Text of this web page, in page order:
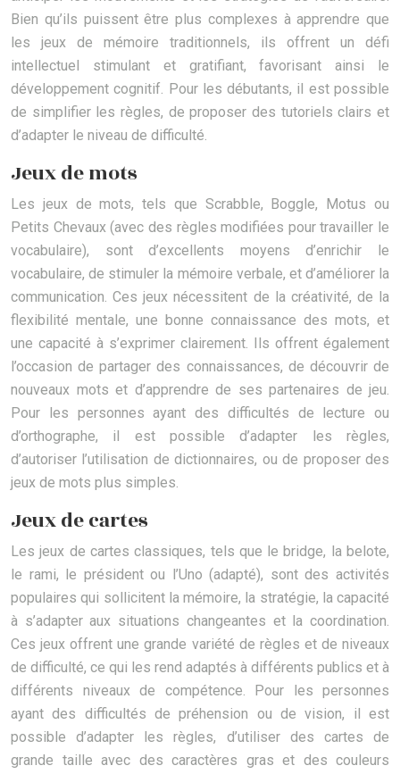
Bien qu’ils puissent être plus complexes à apprendre que
les jeux de mémoire traditionnels, ils offrent un défi
intellectuel stimulant et gratifiant, favorisant ainsi le
développement cognitif. Pour les débutants, il est possible
de simplifier les règles, de proposer des tutoriels clairs et
d’adapter le niveau de difficulté.
Jeux de mots
Les jeux de mots, tels que Scrabble, Boggle, Motus ou
Petits Chevaux (avec des règles modifiées pour travailler le
vocabulaire), sont d’excellents moyens d’enrichir le
vocabulaire, de stimuler la mémoire verbale, et d’améliorer la
communication. Ces jeux nécessitent de la créativité, de la
flexibilité mentale, une bonne connaissance des mots, et
une capacité à s’exprimer clairement. Ils offrent également
l’occasion de partager des connaissances, de découvrir de
nouveaux mots et d’apprendre de ses partenaires de jeu.
Pour les personnes ayant des difficultés de lecture ou
d’orthographe, il est possible d’adapter les règles,
d’autoriser l’utilisation de dictionnaires, ou de proposer des
jeux de mots plus simples.
Jeux de cartes
Les jeux de cartes classiques, tels que le bridge, la belote,
le rami, le président ou l’Uno (adapté), sont des activités
populaires qui sollicitent la mémoire, la stratégie, la capacité
à s’adapter aux situations changeantes et la coordination.
Ces jeux offrent une grande variété de règles et de niveaux
de difficulté, ce qui les rend adaptés à différents publics et à
différents niveaux de compétence. Pour les personnes
ayant des difficultés de préhension ou de vision, il est
possible d’adapter les règles, d’utiliser des cartes de
grande taille avec des caractères gras et des couleurs